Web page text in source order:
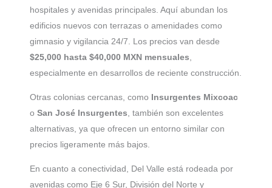
hospitales y avenidas principales. Aquí abundan los
edificios nuevos con terrazas o amenidades como
gimnasio y vigilancia 24/7. Los precios van desde
$25,000 hasta $40,000 MXN mensuales,
especialmente en desarrollos de reciente construcción.
Otras colonias cercanas, como Insurgentes Mixcoac
o San José Insurgentes, también son excelentes
alternativas, ya que ofrecen un entorno similar con
precios ligeramente más bajos.
En cuanto a conectividad, Del Valle está rodeada por
avenidas como Eje 6 Sur, División del Norte y